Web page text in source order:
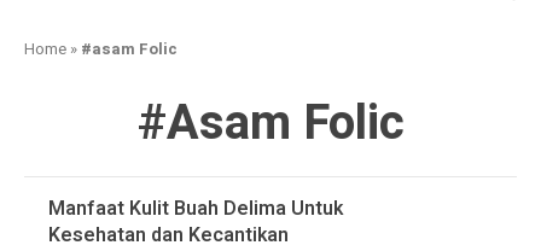
Home » #asam Folic
#asam Folic
Manfaat Kulit Buah Delima Untuk
Kesehatan dan Kecantikan